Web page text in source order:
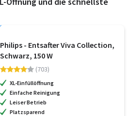
Philips - Entsafter Viva Collection,
Schwarz, 150 W
(703)
XL-Einfüllöffnung
Einfache Reinigung
Leiser Betrieb
Platzsparend